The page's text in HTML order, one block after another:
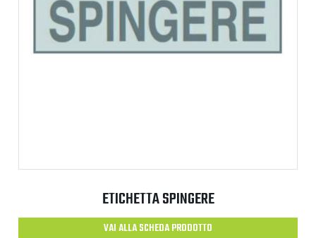
ETICHETTA SPINGERE
VAI ALLA SCHEDA PRODOTTO